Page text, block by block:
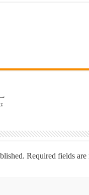
Required fields are